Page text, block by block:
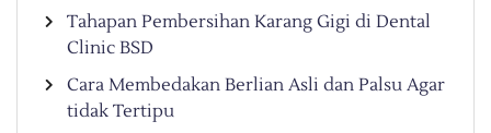
Tahapan Pembersihan Karang Gigi di Dental
Clinic BSD
Cara Membedakan Berlian Asli dan Palsu Agar
tidak Tertipu